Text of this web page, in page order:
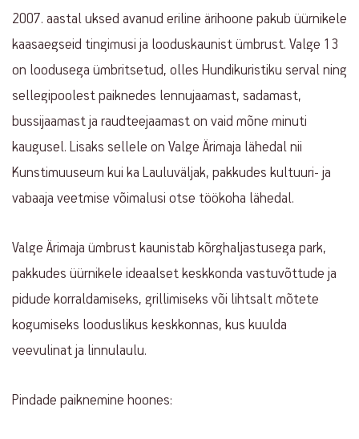
2007. aastal uksed avanud eriline ärihoone pakub üürnikele
kaasaegseid tingimusi ja looduskaunist ümbrust. Valge 13
on loodusega ümbritsetud, olles Hundikuristiku serval ning
sellegipoolest paiknedes lennujaamast, sadamast,
bussijaamast ja raudteejaamast on vaid mõne minuti
kaugusel. Lisaks sellele on Valge Ärimaja lähedal nii
Kunstimuuseum kui ka Lauluväljak, pakkudes kultuuri- ja
vabaaja veetmise võimalusi otse töökoha lähedal.
Valge Ärimaja ümbrust kaunistab kõrghaljastusega park,
pakkudes üürnikele ideaalset keskkonda vastuvõttude ja
pidude korraldamiseks, grillimiseks või lihtsalt mõtete
kogumiseks looduslikus keskkonnas, kus kuulda
veevulinat ja linnulaulu.
Pindade paiknemine hoones: